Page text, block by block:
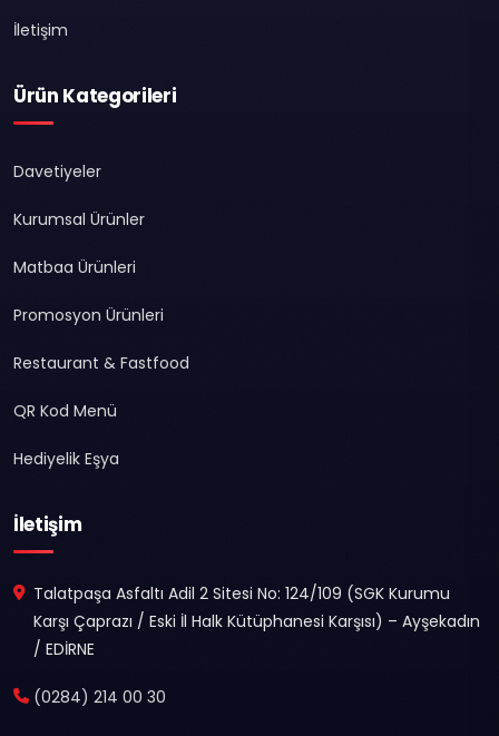
İletişim
Ürün Kategorileri
Davetiyeler
Kurumsal Ürünler
Matbaa Ürünleri
Promosyon Ürünleri
Restaurant & Fastfood
QR Kod Menü
Hediyelik Eşya
İletişim
Talatpaşa Asfaltı Adil 2 Sitesi No: 124/109 (SGK Kurumu
Karşı Çaprazı / Eski İl Halk Kütüphanesi Karşısı) – Ayşekadın
/ EDİRNE
(0284) 214 00 30